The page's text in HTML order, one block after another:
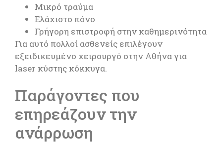
Μικρό τραύμα
Ελάχιστο πόνο
Γρήγορη επιστροφή στην καθημερινότητα
Για αυτό πολλοί ασθενείς επιλέγουν
εξειδικευμένο χειρουργό στην Αθήνα για
laser κύστης κόκκυγα.
Παράγοντες που
επηρεάζουν την
ανάρρωση